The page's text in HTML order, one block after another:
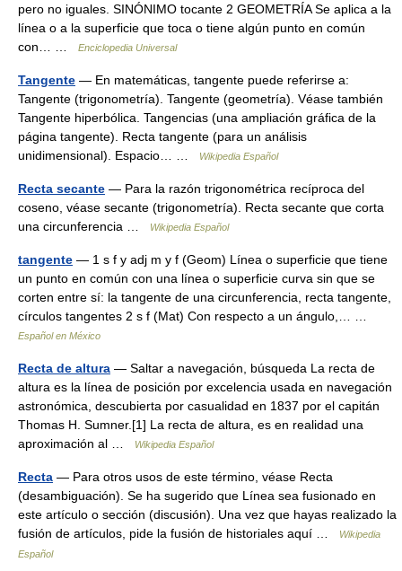
pero no iguales. SINÓNIMO tocante 2 GEOMETRÍA Se aplica a la
línea o a la superficie que toca o tiene algún punto en común
con… …
Enciclopedia Universal
Tangente — En matemáticas, tangente puede referirse a:
Tangente (trigonometría). Tangente (geometría). Véase también
Tangente hiperbólica. Tangencias (una ampliación gráfica de la
página tangente). Recta tangente (para un análisis
unidimensional). Espacio… …
Wikipedia Español
Recta secante — Para la razón trigonométrica recíproca del
coseno, véase secante (trigonometría). Recta secante que corta
una circunferencia …
Wikipedia Español
tangente — 1 s f y adj m y f (Geom) Línea o superficie que tiene
un punto en común con una línea o superficie curva sin que se
corten entre sí: la tangente de una circunferencia, recta tangente,
círculos tangentes 2 s f (Mat) Con respecto a un ángulo,… …
Español en México
Recta de altura — Saltar a navegación, búsqueda La recta de
altura es la línea de posición por excelencia usada en navegación
astronómica, descubierta por casualidad en 1837 por el capitán
Thomas H. Sumner.[1] La recta de altura, es en realidad una
aproximación al …
Wikipedia Español
Recta — Para otros usos de este término, véase Recta
(desambiguación). Se ha sugerido que Línea sea fusionado en
este artículo o sección (discusión). Una vez que hayas realizado la
fusión de artículos, pide la fusión de historiales aquí …
Wikipedia
Español